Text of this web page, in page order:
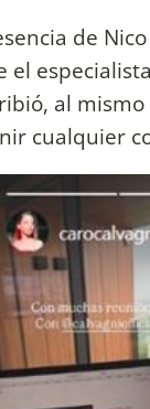
de
al
cualquier